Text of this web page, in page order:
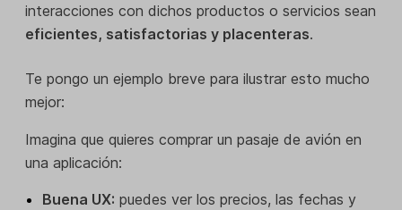
interacciones con dichos productos o servicios sean
eficientes, satisfactorias y placenteras.
Te pongo un ejemplo breve para ilustrar esto mucho
mejor:
Imagina que quieres comprar un pasaje de avión en
una aplicación:
Buena UX: puedes ver los precios, las fechas y